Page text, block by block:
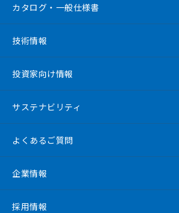
カタログ・一般仕様書
技術情報
投資家向け情報
サステナビリティ
よくあるご質問
企業情報
採用情報